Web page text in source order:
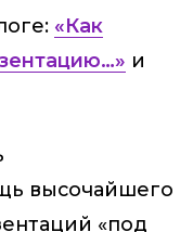
«Как
и
высочайшего
«под